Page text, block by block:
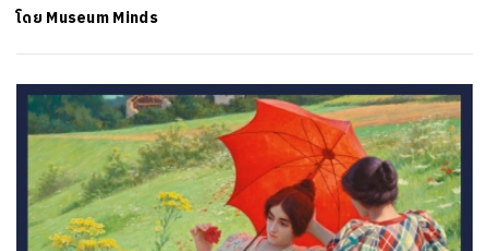
โดย Museum Minds
SHARE TWEET LINE EMAIL